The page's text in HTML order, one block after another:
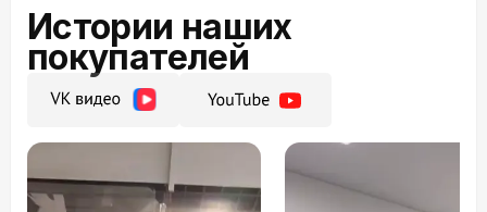
Истории наших
покупателей